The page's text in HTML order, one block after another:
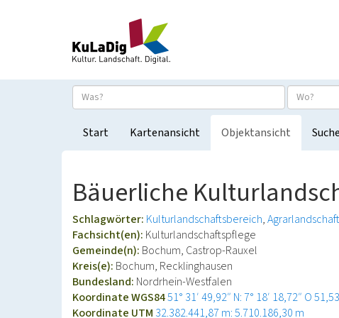
Start Kartenansicht Objektansicht
Bäuerliche
Schlagwörter: Kulturlandschaftsbereich Agrarlandschaft
Fachsicht(en): Kulturlandschaftspflege
Gemeinde(n): Bochum, Castrop-Rauxel
Kreis(e): Bochum, Recklinghausen
Bundesland: Nordrhein-Westfalen
Koordinate WGS8451° 31′ 49,92″ N: 7° 18′ 18,72″ O
Koordinate UTM 32.382.441,87 m: 5.710.186,30 m